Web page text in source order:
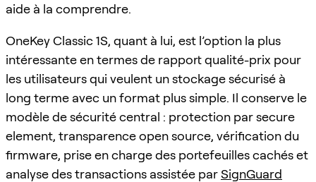
aide à la comprendre.
OneKey Classic 1S, quant à lui, est l’option la plus
intéressante en termes de rapport qualité-prix pour
les utilisateurs qui veulent un stockage sécurisé à
long terme avec un format plus simple. Il conserve le
modèle de sécurité central : protection par secure
element, transparence open source, vérification du
firmware, prise en charge des portefeuilles cachés et
analyse des transactions assistée parSignGuard